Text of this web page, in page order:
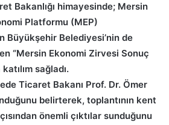
Bakanlığı himayesinde; Mersin
Platformu (MEP)
Büyükşehir Belediyesi’nin de
“Mersin Ekonomi Zirvesi Sonuç
sağladı.
Ticaret Bakanı Prof. Dr. Ömer
belirterek, toplantının kent
önemli çıktılar sunduğunu